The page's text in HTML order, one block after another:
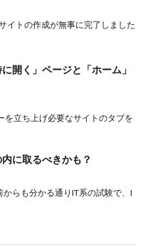
イトの作成が無事に完了しました
開く」ページと「ホーム」
を立ち上げ必要なサイトのタブを
に取るべきかも？
からも分かる通りIT系の試験で、I